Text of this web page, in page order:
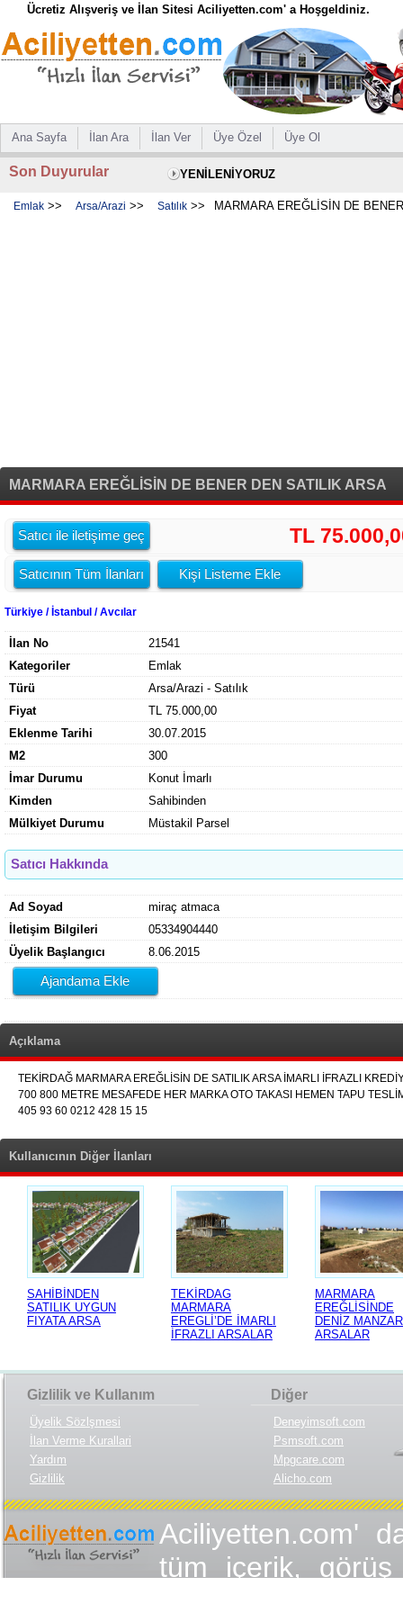
Ücretiz Alışveriş ve İlan Sitesi Aciliyetten.com' a Hoşgeldiniz.
Ana Sayfa İlan Ara İlan Ver Üye Özel Üye Ol
Son Duyurular YENİLENİYORUZ
Emlak >> Arsa/Arazi >> Satılık >> MARMARA EREĞLİSİN DE
MARMARA EREĞLİSİN DE BENER DEN SATILIK ARSA
Satıcı ile iletişime geç TL
Satıcının Tüm İlanları Kişi Listeme Ekle
Türkiye / İstanbul / Avcılar
İlan No
21541
Kategoriler
Emlak
Türü
Arsa/Arazi - Satılık
Fiyat
TL 75.000,00
Eklenme Tarihi
30.07.2015
M2
300
İmar Durumu
Konut İmarlı
Kimden
Sahibinden
Mülkiyet Durumu
Müstakil Parsel
Satıcı Hakkında
Ad Soyad
miraç atmaca
İletişim Bilgileri
05334904440
Üyelik Başlangıcı
8.06.2015
Ajandama Ekle
Açıklama
TEKİRDAĞ MARMARA EREĞLİSİN DE SATILIK ARSA İMARLI İFRAZLI
700 800 METRE MESAFEDE HER MARKA OTO TAKASI HEMEN TAPU
405 93 60 0212 428 15 15
Kullanıcının Diğer İlanları
SAHİBİNDEN
SATILIK UYGUN
FIYATA ARSA
TEKİRDAG
MARMARA
EREGLİ’DE İMARLI
İFRAZLI ARSALAR
MARMARA
EREĞLİSİNDE
DENİZ
ARSALAR
Gizlilik ve Kullanım
Üyelik Sözlşmesi
İlan Verme Kurallari
Yardım
Gizlilik
Diğer
Deneyimsoft.com
Psmsoft.com
Mpgcare.com
Alicho.com
Aciliyetten.com'
tüm içerik,